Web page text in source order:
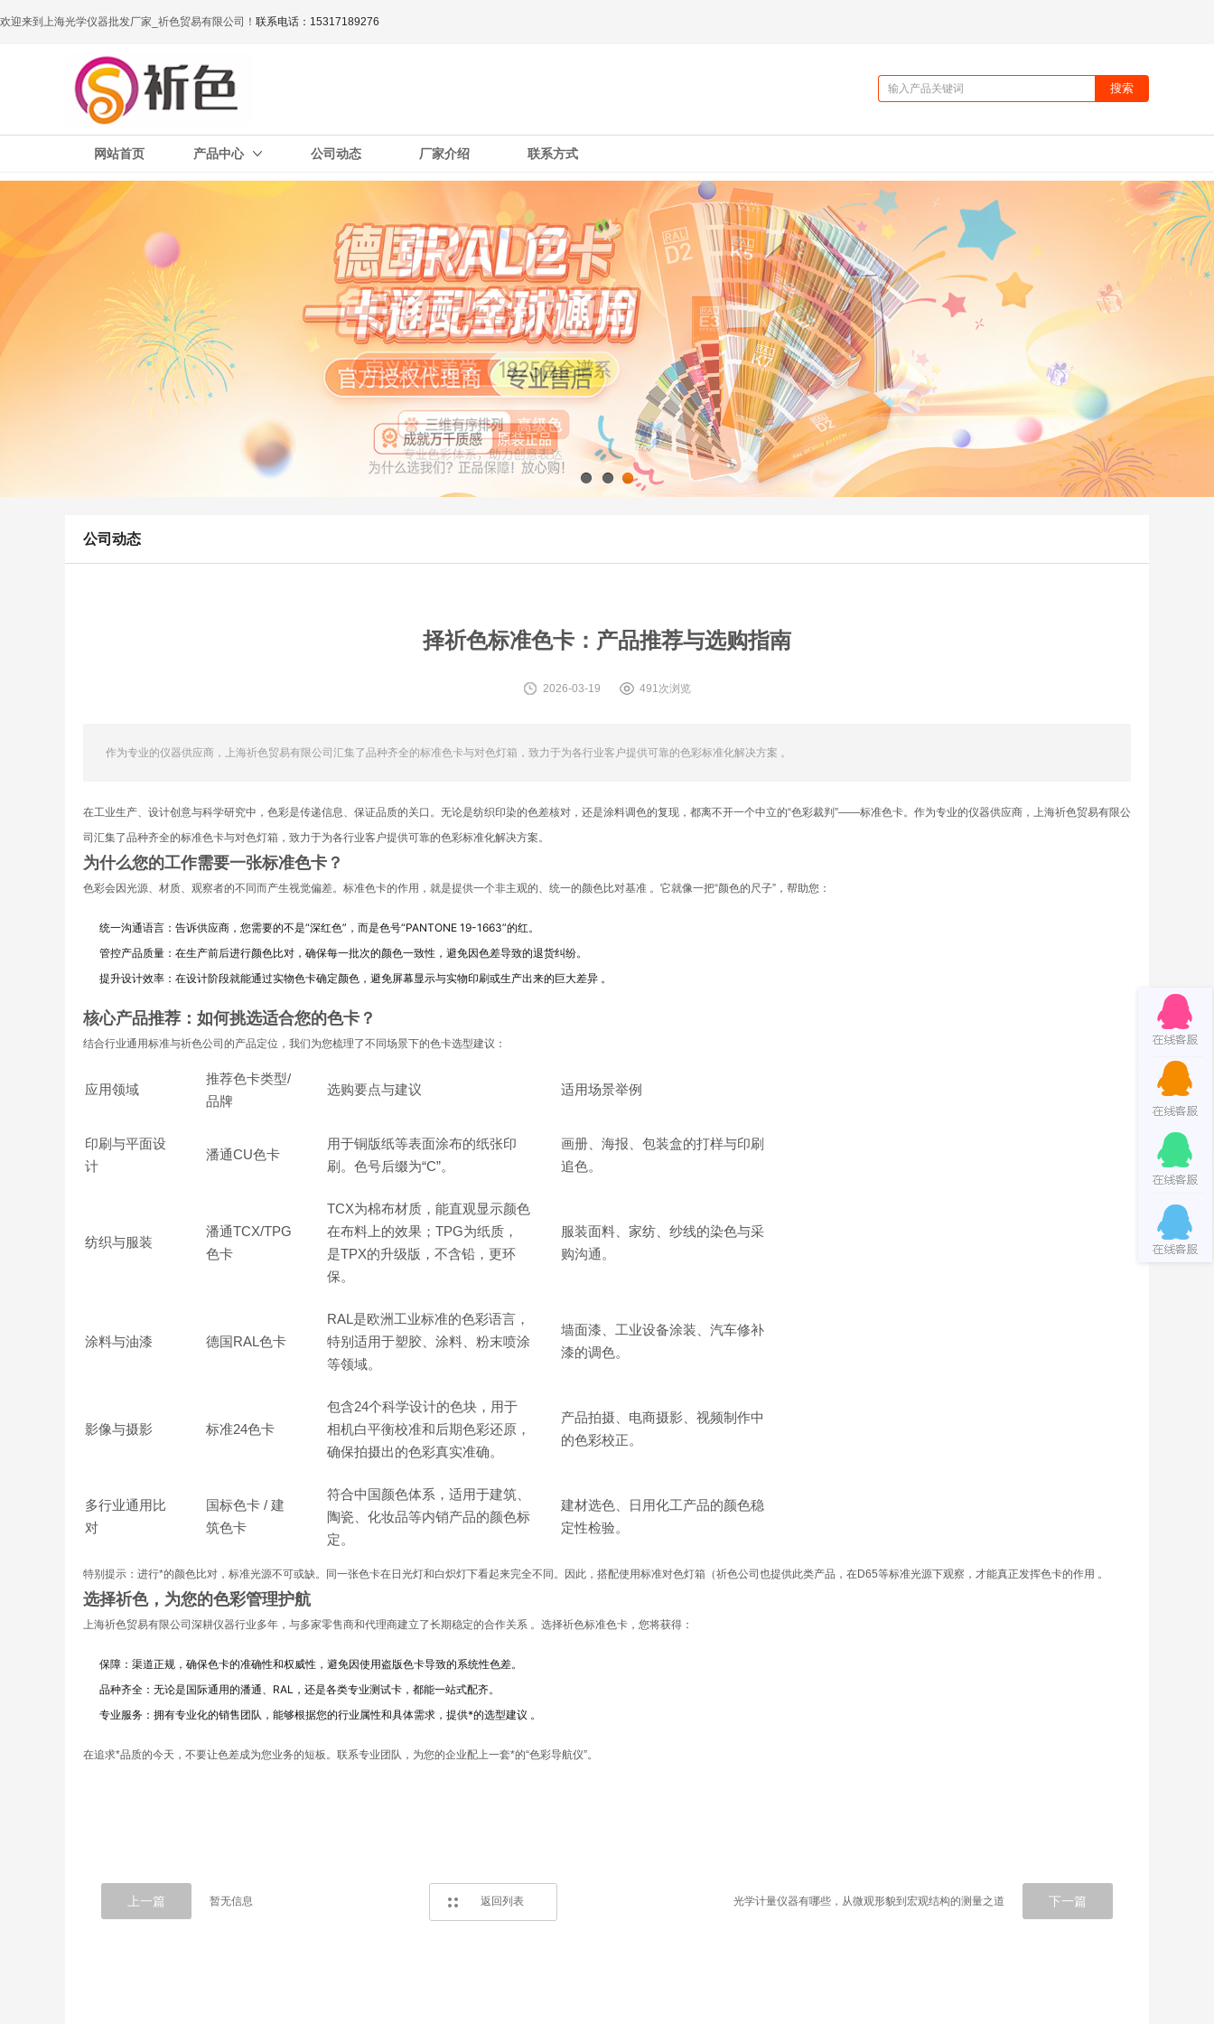
欢迎来到上海光学仪器批发厂家_祈色贸易有限公司！ 联系电话：15317189276
网站首页 产品中心 公司动态 厂家介绍 联系方式
公司动态
择祈色标准色卡：产品推荐与选购指南
2026-03-19 491次浏览
作为专业的仪器供应商，上海祈色贸易有限公司汇集了品种齐全的标准色卡与对色灯箱，致力于为各行业客户提供可靠的色彩标准化解决方案 。
在工业生产、设计创意与科学研究中，色彩是传递信息、保证品质的关口。无论是纺织印染的色差核对，还是涂料调色的复现，都离不开一个中立的“色彩裁判”——标准色卡。作为专业的仪器供应商，上海祈色贸易有限公
司汇集了品种齐全的标准色卡与对色灯箱，致力于为各行业客户提供可靠的色彩标准化解决方案。
为什么您的工作需要一张标准色卡？
色彩会因光源、材质、观察者的不同而产生视觉偏差。标准色卡的作用，就是提供一个非主观的、统一的颜色比对基准 。它就像一把“颜色的尺子”，帮助您：
统一沟通语言：告诉供应商，您需要的不是“深红色”，而是色号“PANTONE 19-1663”的红。
管控产品质量：在生产前后进行颜色比对，确保每一批次的颜色一致性，避免因色差导致的退货纠纷。
提升设计效率：在设计阶段就能通过实物色卡确定颜色，避免屏幕显示与实物印刷或生产出来的巨大差异 。
核心产品推荐：如何挑选适合您的色卡？
结合行业通用标准与祈色公司的产品定位，我们为您梳理了不同场景下的色卡选型建议：
应用领域
推荐色卡类型/
品牌
选购要点与建议 适用场景举例
印刷与平面设
计
潘通CU色卡
用于铜版纸等表面涂布的纸张印
刷。色号后缀为“C”。
画册、海报、包装盒的打样与印刷
追色。
纺织与服装
潘通TCX/TPG
色卡
TCX为棉布材质，能直观显示颜色
在布料上的效果；TPG为纸质，
是TPX的升级版，不含铅，更环
保。
服装面料、家纺、纱线的染色与采
购沟通。
涂料与油漆 德国RAL色卡
RAL是欧洲工业标准的色彩语言，
特别适用于塑胶、涂料、粉末喷涂
等领域。
墙面漆、工业设备涂装、汽车修补
漆的调色。
影像与摄影 标准24色卡
包含24个科学设计的色块，用于
相机白平衡校准和后期色彩还原，
确保拍摄出的色彩真实准确。
产品拍摄、电商摄影、视频制作中
的色彩校正。
多行业通用比
对
国标色卡 / 建
筑色卡
符合中国颜色体系，适用于建筑、
陶瓷、化妆品等内销产品的颜色标
定。
建材选色、日用化工产品的颜色稳
定性检验。
特别提示：进行*的颜色比对，标准光源不可或缺。同一张色卡在日光灯和白炽灯下看起来完全不同。因此，搭配使用标准对色灯箱（祈色公司也提供此类产品，在D65等标准光源下观察，才能真正发挥色卡的作用 。
选择祈色，为您的色彩管理护航
上海祈色贸易有限公司深耕仪器行业多年，与多家零售商和代理商建立了长期稳定的合作关系 。选择祈色标准色卡，您将获得：
保障：渠道正规，确保色卡的准确性和权威性，避免因使用盗版色卡导致的系统性色差。
品种齐全：无论是国际通用的潘通、RAL，还是各类专业测试卡，都能一站式配齐。
专业服务：拥有专业化的销售团队，能够根据您的行业属性和具体需求，提供*的选型建议 。
在追求*品质的今天，不要让色差成为您业务的短板。联系专业团队，为您的企业配上一套*的“色彩导航仪”。
上一篇 暂无信息 返回列表 光学计量仪器有哪些，从微观形貌到宏观结构的测量之道 下一篇